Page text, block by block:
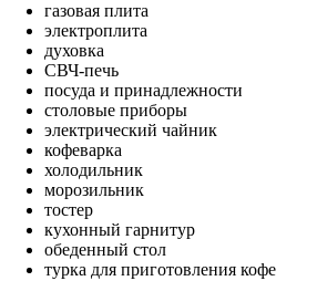
газовая плита
электроплита
духовка
СВЧ-печь
посуда и принадлежности
столовые приборы
электрический чайник
кофеварка
холодильник
морозильник
тостер
кухонный гарнитур
обеденный стол
турка для приготовления кофе